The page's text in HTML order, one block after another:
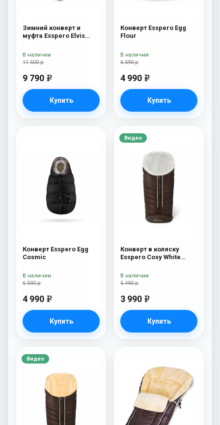
Зимний конверт и
муфта Esspero Elvis
11 500 р
9 790 e
Купить
В наличии
Конверт Esspero Egg
Flour
6 590 р
4 990 e
Купить
В наличии
Конверт Esspero Egg
Cosmic
6 590 р
4 990 e
Купить
В наличии
Видео
Конверт в коляску
Esspero Cosy White
5 490 р
3 990 e
Купить
В наличии
Видео